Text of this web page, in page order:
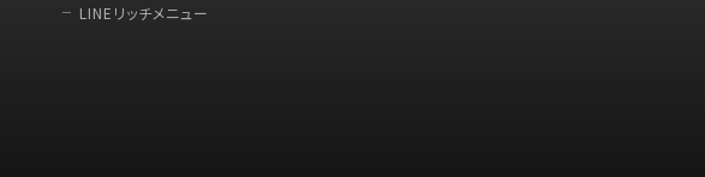
LINEリッチメニュー